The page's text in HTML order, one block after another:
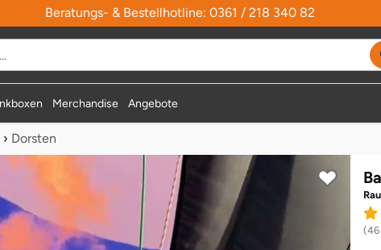
Beratungs- & Bestellhotline: 0361 / 218 340 82
Merchandise Angebote
› Dorsten
(46